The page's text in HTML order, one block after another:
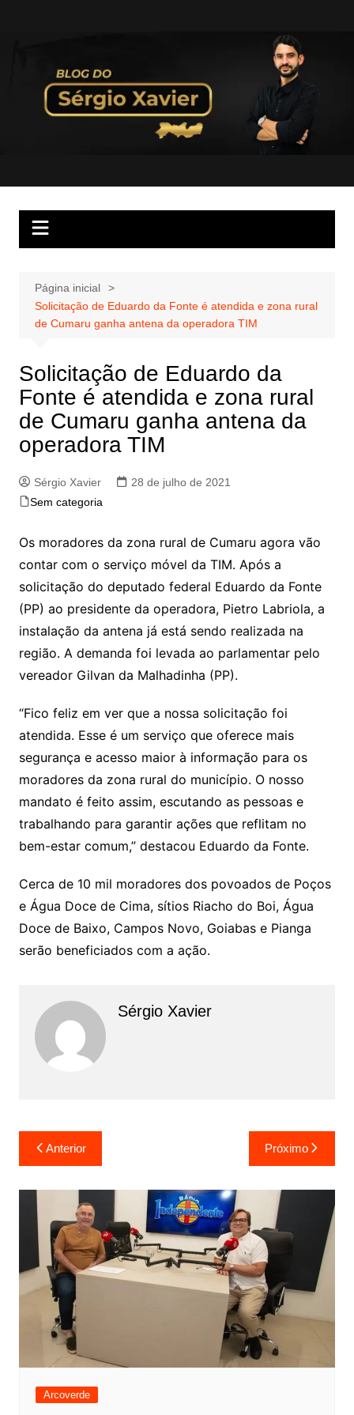
Página inicial
Solicitação de Eduardo da Fonte é atendida e zona rural
de Cumaru ganha antena da operadora TIM
Solicitação de Eduardo da
Fonte é atendida e zona rural
de Cumaru ganha antena da
operadora TIM
Sérgio Xavier
28 de julho de 2021
Sem categoria
Os moradores da zona rural de Cumaru agora vão
contar com o serviço móvel da TIM. Após a
solicitação do deputado federal Eduardo da Fonte
(PP) ao presidente da operadora, Pietro Labriola, a
instalação da antena já está sendo realizada na
região. A demanda foi levada ao parlamentar pelo
vereador Gilvan da Malhadinha (PP).
“Fico feliz em ver que a nossa solicitação foi
atendida. Esse é um serviço que oferece mais
segurança e acesso maior à informação para os
moradores da zona rural do município. O nosso
mandato é feito assim, escutando as pessoas e
trabalhando para garantir ações que reflitam no
bem-estar comum,” destacou Eduardo da Fonte.
Cerca de 10 mil moradores dos povoados de Poços
e Água Doce de Cima, sítios Riacho do Boi, Água
Doce de Baixo, Campos Novo, Goiabas e Pianga
serão beneficiados com a ação.
Sérgio Xavier
Anterior Próximo
Arcoverde